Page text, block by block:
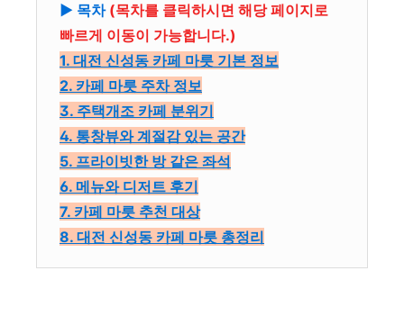
▶ 목차 (목차를 클릭하시면 해당 페이지로
빠르게 이동이 가능합니다.)
1. 대전 신성동 카페 마릇 기본 정보
2. 카페 마릇 주차 정보
3. 주택개조 카페 분위기
4. 통창뷰와 계절감 있는 공간
5. 프라이빗한 방 같은 좌석
6. 메뉴와 디저트 후기
7. 카페 마릇 추천 대상
8. 대전 신성동 카페 마릇 총정리